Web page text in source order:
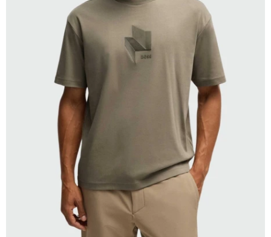
SELECCIONAR TALLE